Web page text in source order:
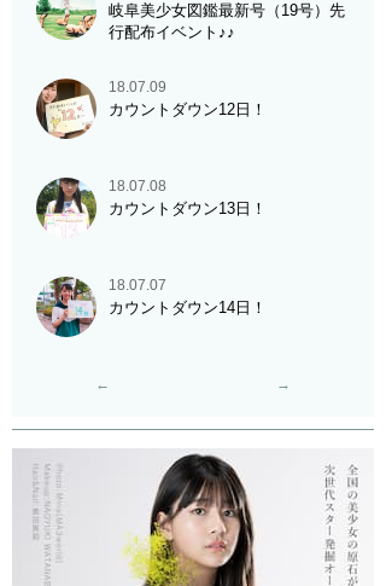
岐阜美少女図鑑最新号（19号）先
行配布イベント♪♪
18.07.09
カウントダウン12日！
18.07.08
カウントダウン13日！
18.07.07
カウントダウン14日！
← →